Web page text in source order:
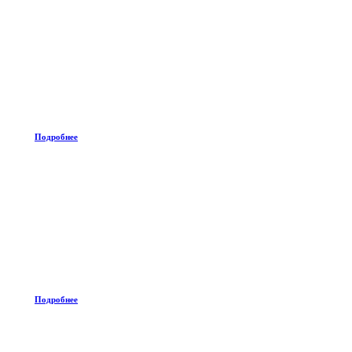
Подробнее
Подробнее